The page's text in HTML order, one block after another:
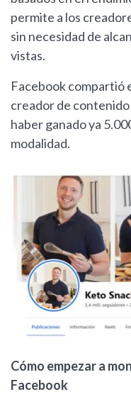
permite a los
sin necesidad de
vistas.
Facebook compartió
creador de
haber ganado ya
modalidad.
Cómo empezar a
Facebook